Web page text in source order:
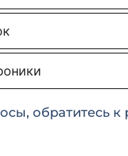
обратитесь